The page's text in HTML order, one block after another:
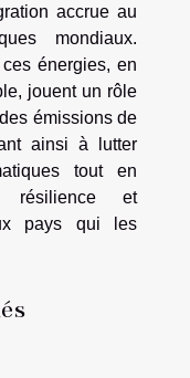
accrue au
mondiaux.
énergies, en
jouent un rôle
émissions de
ainsi à lutter
tout en
résilience et
pays qui les